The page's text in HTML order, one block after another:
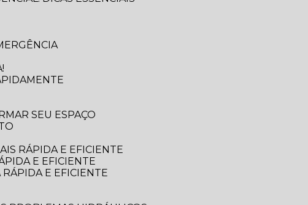
SEU ESPAÇO
RÁPIDA E EFICIENTE
E EFICIENTE
RÁPIDA E EFICIENTE